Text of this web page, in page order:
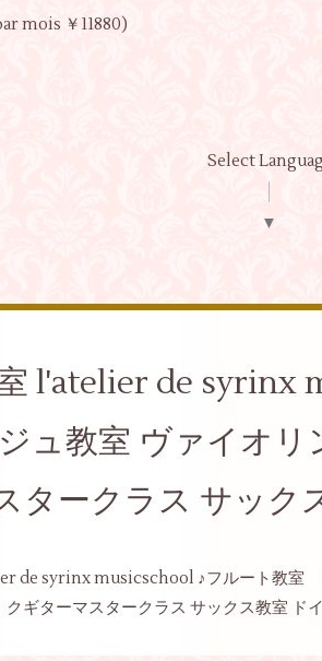
mois ￥11880)
Select
▼
l'atelier de
ュ教室 ヴァイオ
タークラス サック
de syrinx musicschool ♪フルート教室
クギターマスタークラス サックス教室 ド